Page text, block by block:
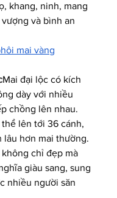
khang, ninh, mang
và bình an
mai vàng
Mai đại lộc có kích
dày với nhiều
chồng lên nhau.
lên tới 36 cánh,
lâu hơn mai thường.
không chỉ đẹp mà
giàu sang, sung
nhiều người săn